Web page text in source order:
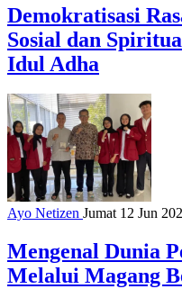
Demokratisasi
Sosial dan
Idul Adha
Ayo Netizen Jumat 12 Jun
Mengenal Dunia
Melalui Magang